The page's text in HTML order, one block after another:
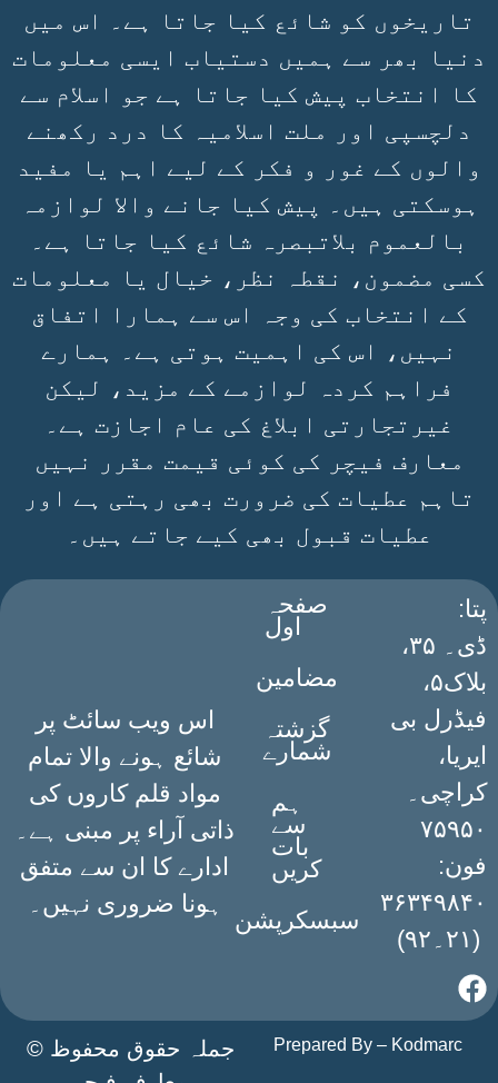
تاریخوں کو شائع کیا جاتا ہے۔ اس میں
دنیا بھر سے ہمیں دستیاب ایسی معلومات
کا انتخاب پیش کیا جاتا ہے جو اسلام سے
دلچسپی اور ملت اسلامیہ کا درد رکھنے
والوں کے غور و فکر کے لیے اہم یا مفید
ہوسکتی ہیں۔ پیش کیا جانے والا لوازمہ
بالعموم بلاتبصرہ شائع کیا جاتا ہے۔
کسی مضمون، نقطہ نظر، خیال یا معلومات
کے انتخاب کی وجہ اس سے ہمارا اتفاق
نہیں، اس کی اہمیت ہوتی ہے۔ ہمارے
فراہم کردہ لوازمے کے مزید، لیکن
غیرتجارتی ابلاغ کی عام اجازت ہے۔
معارف فیچر کی کوئی قیمت مقرر نہیں
تاہم عطیات کی ضرورت بھی رہتی ہے اور
عطیات قبول بھی کیے جاتے ہیں۔
:پتا
ڈی۔ ۳۵،
بلاک۵،
فیڈرل بی
ایریا،
کراچی۔
۷۵۹۵۰
فون:
(۲۱۔۹۲)
صفحہ
اول
مضامین
گزشتہ
شمارے
ہم
سے
بات
کریں
سبسکرپشن
اس ویب سائٹ پر
شائع ہونے والا تمام
مواد قلم کاروں کی
ذاتی آراء پر مبنی ہے۔
ادارے کا ان سے متفق
ہونا ضروری نہیں۔
Prepared By – Kodmarc
جملہ حقوق محفوظ ©